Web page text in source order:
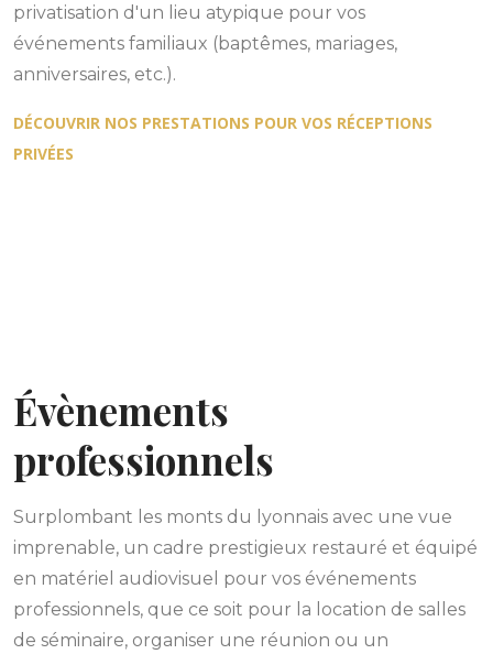
privatisation d'un lieu atypique pour vos
événements familiaux (baptêmes, mariages,
anniversaires, etc.).
DÉCOUVRIR NOS PRESTATIONS POUR VOS RÉCEPTIONS
PRIVÉES
Évènements
professionnels
Surplombant les monts du lyonnais avec une vue
imprenable, un cadre prestigieux restauré et équipé
en matériel audiovisuel pour vos événements
professionnels, que ce soit pour la location de salles
de séminaire, organiser une réunion ou un